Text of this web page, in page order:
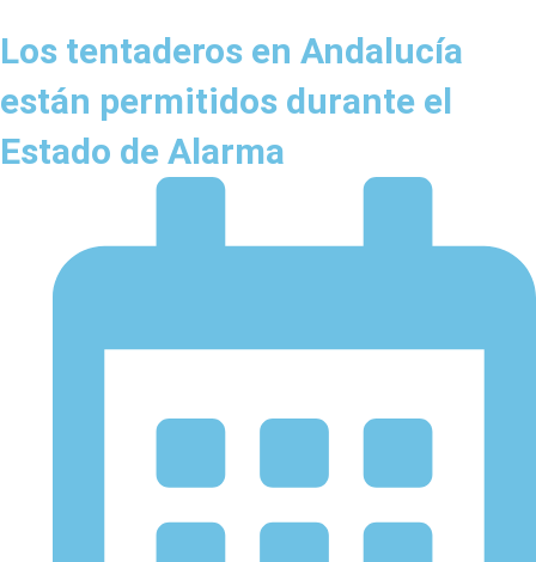
Los tentaderos en Andalucía
están permitidos durante el
Estado de Alarma